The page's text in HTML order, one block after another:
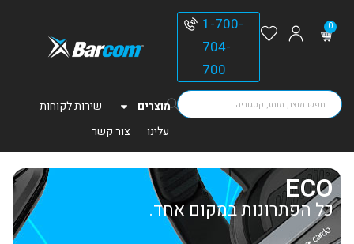
0
1-700-
704-
700
מוצרים
שירות לקוחות
עלינו
צור קשר
ECO
כל הפתרונות במקום אחד.